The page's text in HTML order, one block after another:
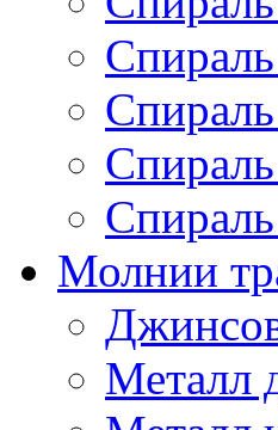
Молнии
Металл